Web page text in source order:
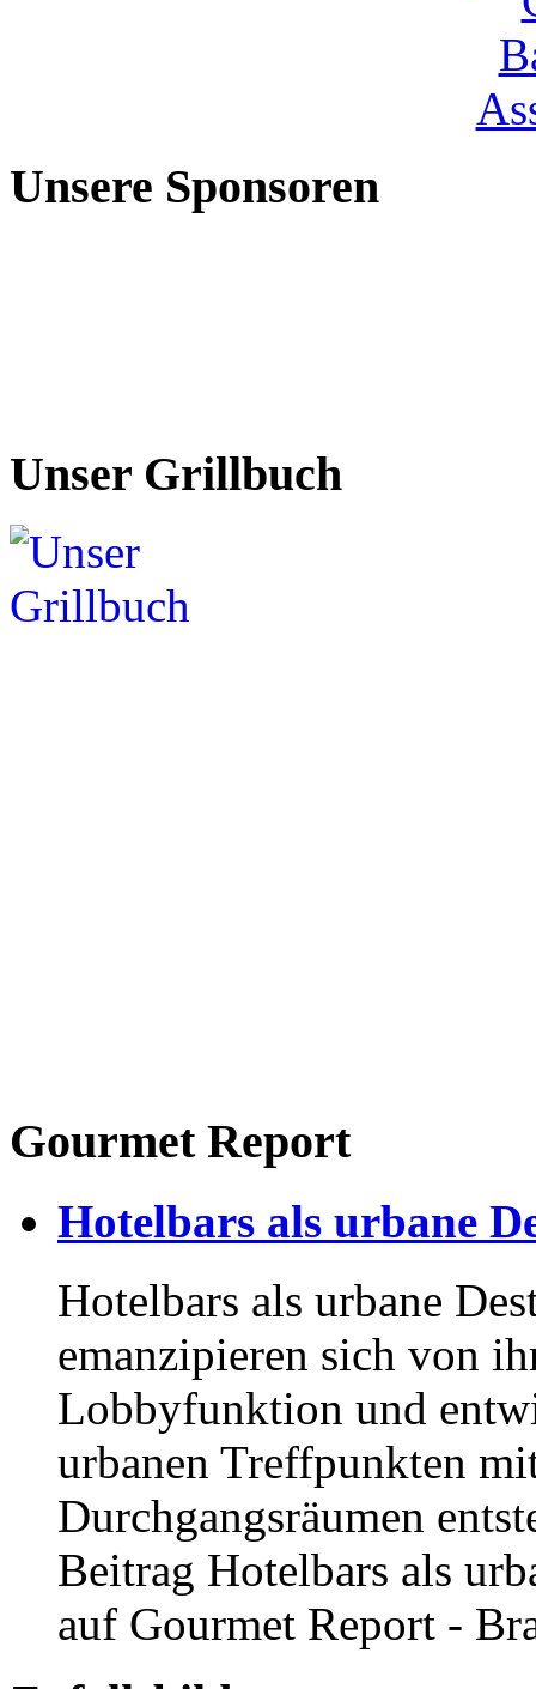
Unsere Sponsoren
Unser Grillbuch
Gourmet Report
Hotelbars als urbane
Hotelbars als urbane
emanzipieren sich von
Lobbyfunktion und
urbanen Treffpunkten
Durchgangsräumen
Beitrag Hotelbars als
auf Gourmet Report -